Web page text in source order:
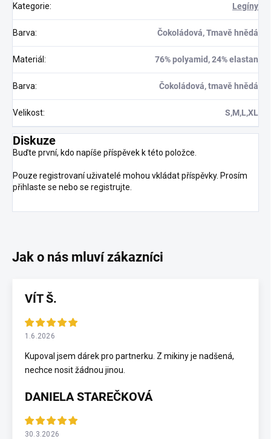
Kategorie: Legíny
Barva: Čokoládová, Tmavě hnědá
Materiál : 76% polyamid, 24% elastan
Barva: Čokoládová, tmavě hnědá
Velikost: S,M,L,XL
Diskuze
Buďte první, kdo napíše příspěvek k této položce.
Pouze registrovaní uživatelé mohou vkládat příspěvky. Prosím
přihlaste se nebo se registrujte
VÍT Š.
1.6.2026
Kupoval jsem dárek pro partnerku. Z mikiny je nadšená,
nechce nosit žádnou jinou.
DANIELA STAREČKOVÁ
30.3.2026